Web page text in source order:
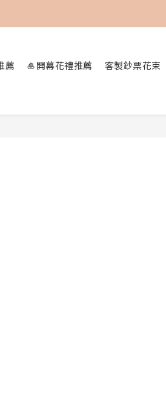
薦 🎍開幕花禮推薦 客製鈔票花束